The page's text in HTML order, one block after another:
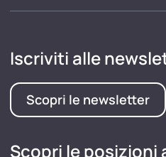
Iscriviti alle
Scopri le newsletter
Scopri le posizioni